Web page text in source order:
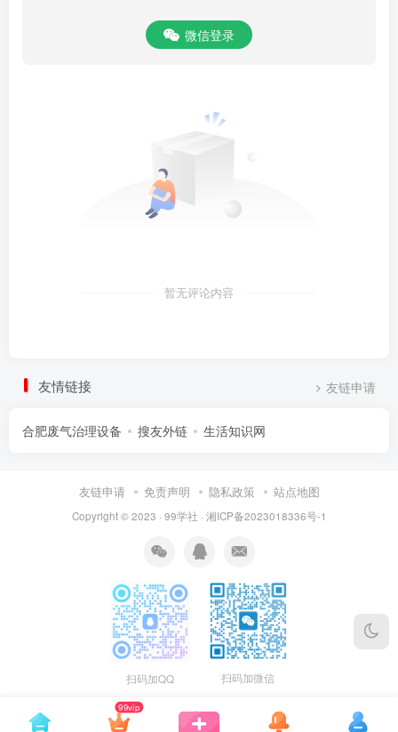
微信登录
暂无评论内容
友情链接 友链申请
合肥废气治理设备 搜友外链 生活知识网
友链申请 免责声明 隐私政策 站点地图
Copyright © 2023 · 99学社 · 湘ICP备2023018336号-1
扫码加QQ 扫码加微信
99vip